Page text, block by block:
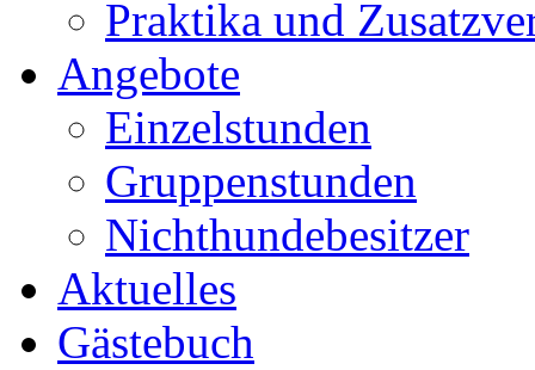
Praktika und
Angebote
Einzelstunden
Gruppenstunden
Nichthundebesitzer
Aktuelles
Gästebuch